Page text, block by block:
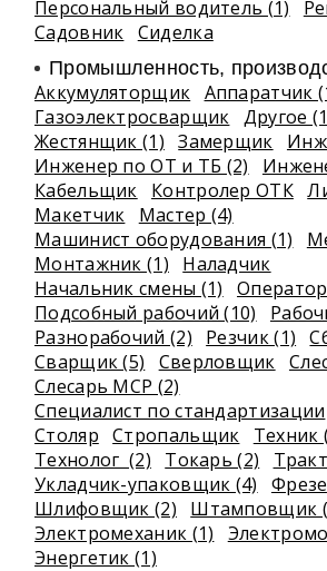
Персональный водитель (1)
Садовник Сиделка
Промышленность,
Аккумуляторщик Аппаратчик
Газоэлектросварщик Другое
Жестянщик (1)
Замерщик
Инженер по ОТ и ТБ (2)
Кабельщик
Контролер ОТК
Макетчик
Мастер (4)
Машинист оборудования (1)
Монтажник (1)
Наладчик
Начальник смены (1)
Подсобный рабочий (10)
Разнорабочий (2)
Резчик (1)
Сварщик (5)
Сверловщик
Слесарь МСР (2)
Специалист по стандартизации
Столяр Стропальщик
Техник
Технолог (2)
Токарь (2)
Укладчик-упаковщик (4)
Шлифовщик (2)
Штамповщик
Электромеханик (1)
Энергетик (1)